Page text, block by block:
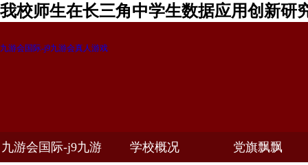
我校师生在长三角中学生数据应用创新研
九游会国际-j9九游会真人游戏
九游会国际-j9九游 学校概况 党旗飘飘